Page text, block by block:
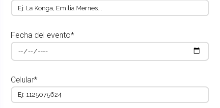
Fecha del evento*
Celular*